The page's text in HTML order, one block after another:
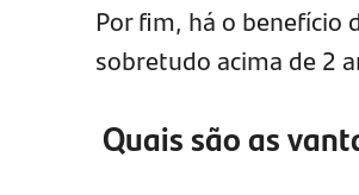
Por fim, há o benefício
sobretudo acima de 2
Quais são as